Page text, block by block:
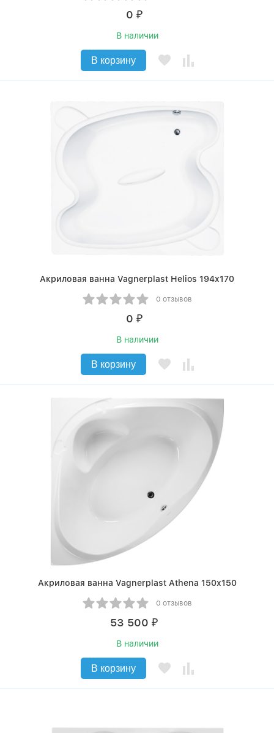
0 ₽
В наличии
В корзину
Акриловая ванна Vagnerplast Helios 194x170
0 отзывов
0 ₽
В наличии
В корзину
Акриловая ванна Vagnerplast Athena 150x150
0 отзывов
53 500 ₽
В наличии
В корзину